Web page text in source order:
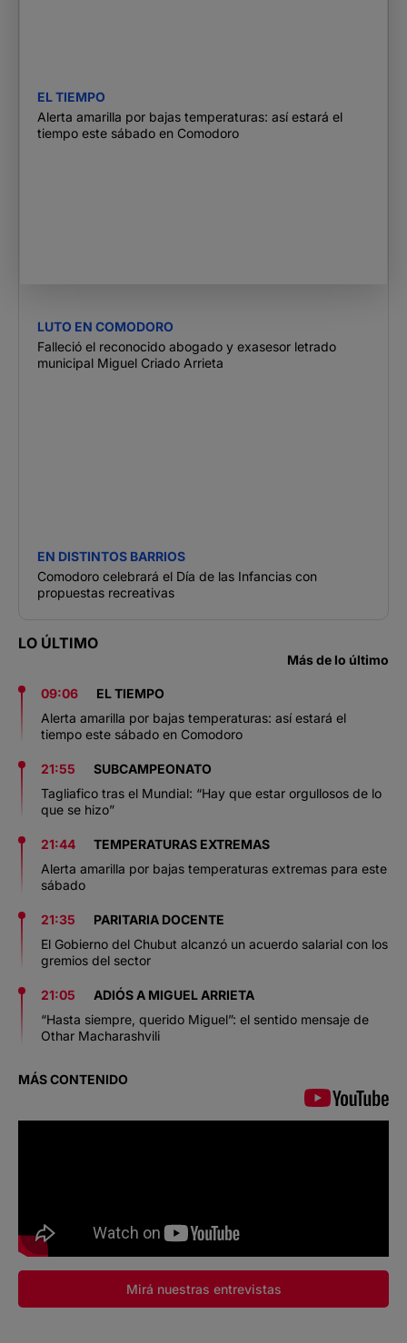
EL TIEMPO
Alerta amarilla por bajas temperaturas: así estará el
tiempo este sábado en Comodoro
LUTO EN COMODORO
Falleció el reconocido abogado y exasesor letrado
municipal Miguel Criado Arrieta
EN DISTINTOS BARRIOS
Comodoro celebrará el Día de las Infancias con
propuestas recreativas
LO ÚLTIMO
Más de lo último
09:06
EL TIEMPO
Alerta amarilla por bajas temperaturas: así estará el
tiempo este sábado en Comodoro
21:55
SUBCAMPEONATO
Tagliafico tras el Mundial: “Hay que estar orgullosos de lo
que se hizo”
21:44
TEMPERATURAS EXTREMAS
Alerta amarilla por bajas temperaturas extremas para este
sábado
21:35
PARITARIA DOCENTE
El Gobierno del Chubut alcanzó un acuerdo salarial con los
gremios del sector
21:05
ADIÓS A MIGUEL ARRIETA
“Hasta siempre, querido Miguel”: el sentido mensaje de
Othar Macharashvili
MÁS CONTENIDO
Mirá nuestras entrevistas